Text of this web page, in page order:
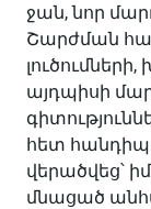
ջան, նոր
Շարժման
այդպիսի
հետ
վերածվեց՝
մնացած